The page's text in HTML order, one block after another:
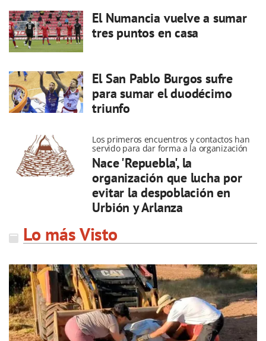
El Numancia vuelve a sumar
tres puntos en casa
El San Pablo Burgos sufre
para sumar el duodécimo
triunfo
Los primeros encuentros y contactos han
servido para dar forma a la organización
Nace 'Repuebla', la
organización que lucha por
evitar la despoblación en
Urbión y Arlanza
Lo más Visto